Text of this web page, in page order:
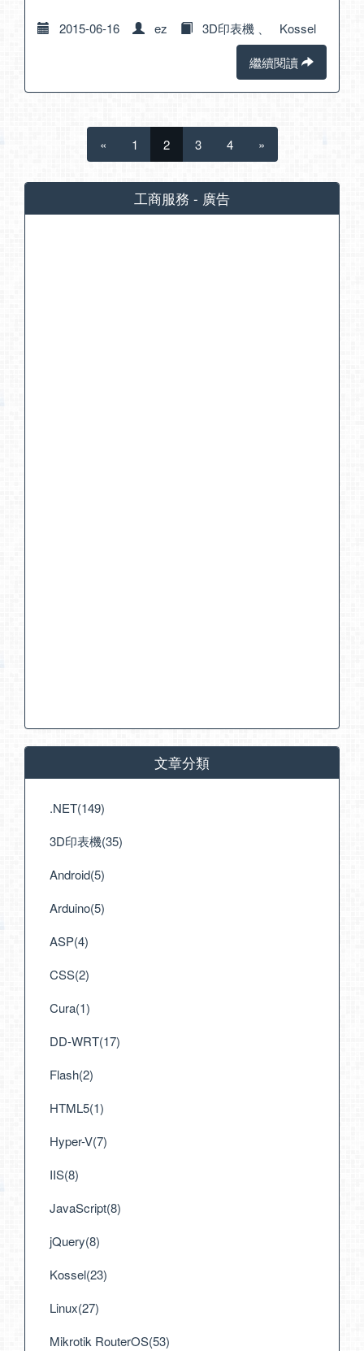
2015-06-16 ez 3D印表機 、 Kossel
繼續閱讀
« 1 2 3 4 »
工商服務 - 廣告
文章分類
.NET(149)
3D印表機(35)
Android(5)
Arduino(5)
ASP(4)
CSS(2)
Cura(1)
DD-WRT(17)
Flash(2)
HTML5(1)
Hyper-V(7)
IIS(8)
JavaScript(8)
jQuery(8)
Kossel(23)
Linux(27)
Mikrotik RouterOS(53)